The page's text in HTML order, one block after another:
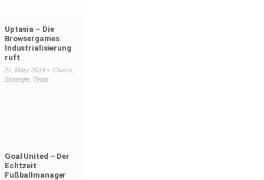
Uptasia – Die
Browsergames
Industrialisierung
ruft
27. März 2014 • Charts
Strategie, Tests
Goal United – Der
Echtzeit
Fußballmanager